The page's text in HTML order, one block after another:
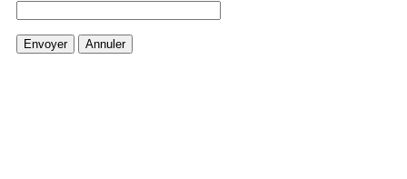
Envoyer Annuler